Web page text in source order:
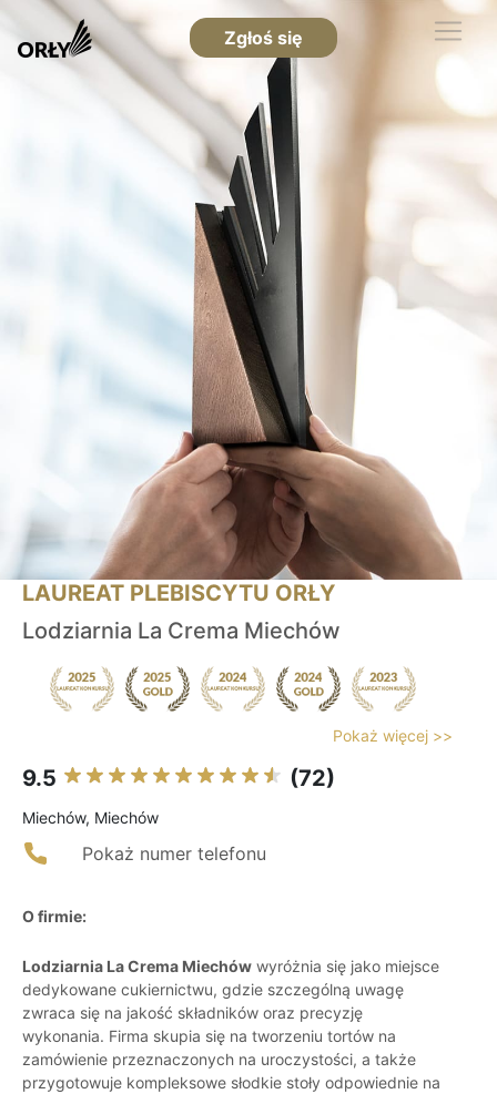
Zgłoś się
LAUREAT PLEBISCYTU ORŁY
Lodziarnia La Crema Miechów
Pokaż więcej >>
9.5 (72)
Miechów, Miechów
Pokaż numer telefonu
O firmie:
Lodziarnia La Crema Miechów wyróżnia się jako miejsce
dedykowane cukiernictwu, gdzie szczególną uwagę
zwraca się na jakość składników oraz precyzję
wykonania. Firma skupia się na tworzeniu tortów na
zamówienie przeznaczonych na uroczystości, a także
przygotowuje kompleksowe słodkie stoły odpowiednie na